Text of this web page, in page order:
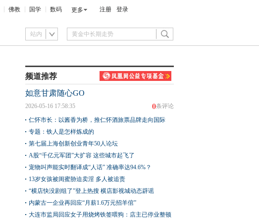
佛教 国学 数码 更多 注册 登录
站内
频道推荐
如意甘肃随心GO
0条评论
2026-05-16 17:58:35
仁怀市长：以酱香为桥，推仁怀酒旅票品牌走向国际
专题：铁人是怎样炼成的
第七届上海创新创业青年50人论坛
A股“千亿元军团”大扩容 这些城市起飞了
宠物叫声能实时翻译成“人话” 准确率达94.6%？
13岁女孩被闺蜜胁迫卖淫 多人被追责
“横店快没剧组了”登上热搜 横店影视城动态辟谣
内蒙古一企业再回应“月薪1.6万元招羊倌”
大连市监局回应女子用烧烤铁签喂狗：店主已停业整顿